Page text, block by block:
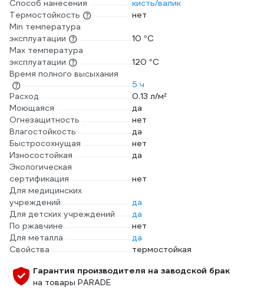
Способ нанесения
кисть/валик
Термостойкость
нет
Min температура
эксплуатации
10 °С
Max температура
эксплуатации
120 °С
Время полного высыхания
5 ч
Расход
0.13 л/м²
Моющаяся
да
Огнезащитность
нет
Влагостойкость
да
Быстросохнущая
нет
Износостойкая
да
Экологическая
сертификация
нет
Для медицинских
учреждений
да
Для детских учреждений
да
По ржавчине
нет
Для металла
да
Свойства
термостойкая
Гарантия производителя на заводской брак
на товары PARADE